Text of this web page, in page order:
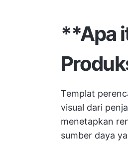
**Apa
Templat
visual dari
menetapkan
sumber daya